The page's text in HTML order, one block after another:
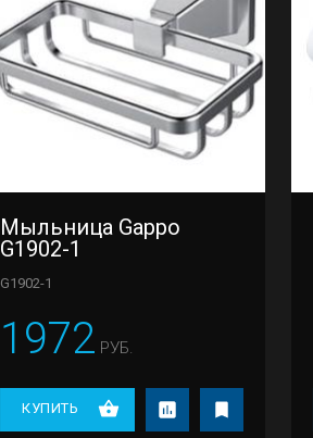
Мыльница Gappo
G1902-1
G1902-1
1972 РУБ.
КУПИТЬ